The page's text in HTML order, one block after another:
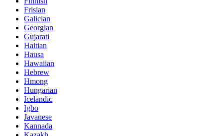
Frisian
Galician
Georgian
Gujarati
Haitian
Hausa
Hawaiian
Hebrew
Hmong
Hungarian
Icelandic
Igbo
Javanese
Kannada